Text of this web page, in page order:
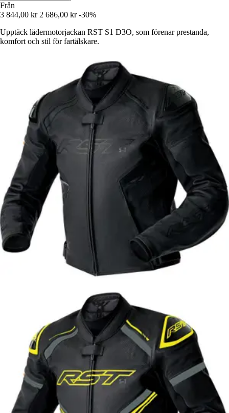
Från
3 844,00 kr 2 686,00 kr -30%
Upptäck lädermotorjackan RST S1 D3O, som förenar prestanda,
komfort och stil för fartälskare.